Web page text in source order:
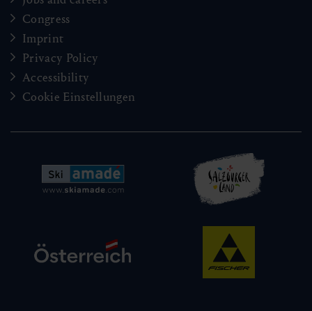
Congress
Imprint
Privacy Policy
Accessibility
Cookie Einstellungen